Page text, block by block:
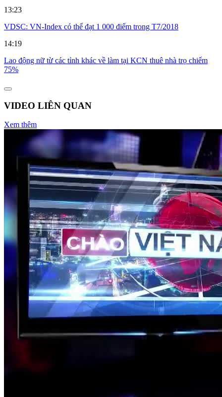
13:23
VDSC: VN-Index có thể đạt 1 000 điểm trong T7/2018
14:19
Lao động nữ từ các tỉnh khác về làm tại KCN thuê nhà trọ chiếm
75%
VIDEO LIÊN QUAN
Xem thêm